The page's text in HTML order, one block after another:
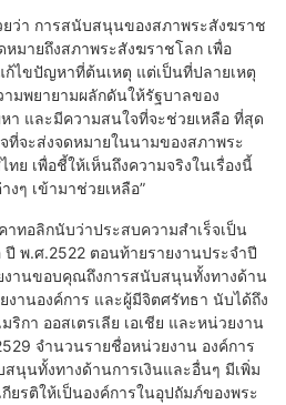
ยว่า การสนับสนุนของสภาพระสังฆราช
หมายถึงสภาพระสังฆราชโลก เพื่อ
ไขปัญหาที่ต้นเหตุ แต่เป็นที่ปลายเหตุ
ามพยายามผลักดันให้รัฐบาลของ
า และมีความสนใจที่จะช่วยเหลือ ที่สุด
ที่จะส่งจดหมายในนามของสภาพระ
ย เพื่อชี้ให้เห็นถึงความจริงในเรื่องนี้
งๆ เข้ามาช่วยเหลือ”
ทอลิกนับว่าประสบความสำเร็จเป็น
พ.ศ.2522 ตอนท้ายรายงานประจำปี
นขอบคุณถึงการสนับสนุนทั้งทางด้าน
งานองค์การ และผู้มีจิตศรัทธา นับได้ถึง
ริกา ออสเตรเลีย เอเชีย และหน่วยงาน
จำนวนรายชื่อหน่วยงาน องค์การ
นุนทั้งทางด้านการเงินและอื่นๆ มีเพิ่ม
ยรติให้เป็นองค์การในอุปถัมภ์ของพระ